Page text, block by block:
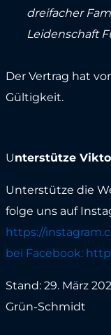
dreifacher
Leidenschaft
Der Vertrag hat
Gültigkeit.
Unterstütze
Unterstütze die
folge uns auf
https://
bei Facebook: http
Stand: 29. März
Grün-Schmidt